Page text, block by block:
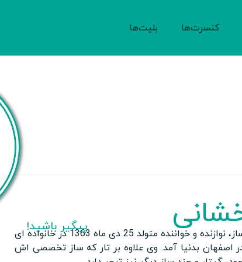
کنسرت‌ها بلیت‌ها
پیگیر باشید!
» آهنگساز، نوازنده و خواننده متولد 25 دی ماه 1363 در خانواده ای
اصفهان بدنيا آمد. وی علاوه بر تار که ساز تخصصی اش